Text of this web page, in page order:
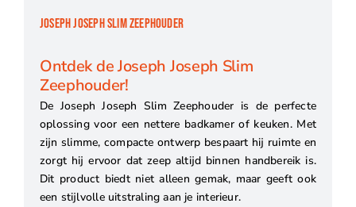
JOSEPH JOSEPH SLIM ZEEPHOUDER
Ontdek de Joseph Joseph Slim
Zeephouder!
De Joseph Joseph Slim Zeephouder is de perfecte
oplossing voor een nettere badkamer of keuken. Met
zijn slimme, compacte ontwerp bespaart hij ruimte en
zorgt hij ervoor dat zeep altijd binnen handbereik is.
Dit product biedt niet alleen gemak, maar geeft ook
een stijlvolle uitstraling aan je interieur.